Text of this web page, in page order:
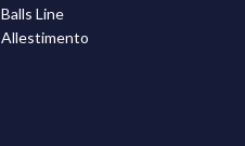
Balls Line
Allestimento